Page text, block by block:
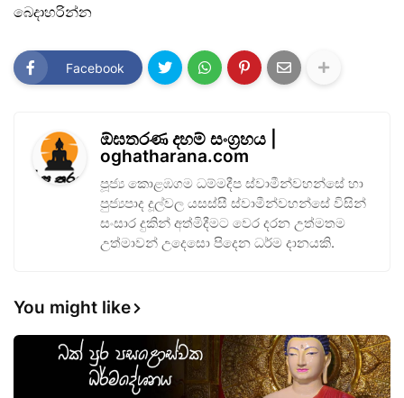
බෙදාහරින්න
Facebook
ඕඝතරණ දහම් සංග්‍රහය |
oghatharana.com
පූජ්‍ය කොළඹගම ධම්මදීප ස්වාමීන්වහන්සේ හා
පුජ්‍යපාද දූල්වල යසස්සී ස්වාමීන්වහන්සේ විසින්
සංසාර දුකින් අත්මිදීමට වෙර දරන උත්මතම
උත්මාවන් උදෙසො පිදෙන ධර්ම දානයකි.
You might like